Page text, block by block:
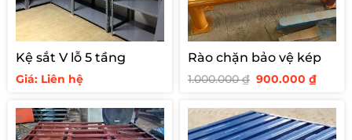
Kệ sắt V lỗ 5 tầng
Giá: Liên hệ
Rào chặn bảo vệ kép
1.000.000₫ Giá
gốc
1.000.000 ₫.
900.000₫Giá
là: